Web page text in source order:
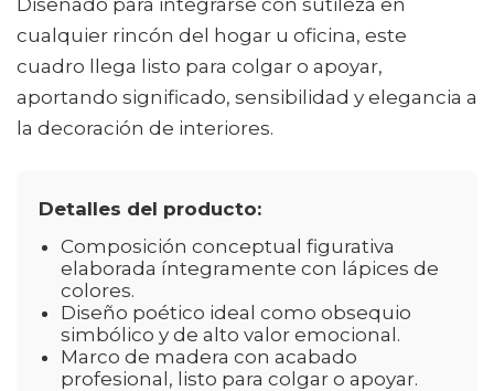
Diseñado para integrarse con sutileza en
cualquier rincón del hogar u oficina, este
cuadro llega listo para colgar o apoyar,
aportando significado, sensibilidad y elegancia a
la decoración de interiores.
Detalles del producto:
Composición conceptual figurativa
elaborada íntegramente con lápices de
colores.
Diseño poético ideal como obsequio
simbólico y de alto valor emocional.
Marco de madera con acabado
profesional, listo para colgar o apoyar.